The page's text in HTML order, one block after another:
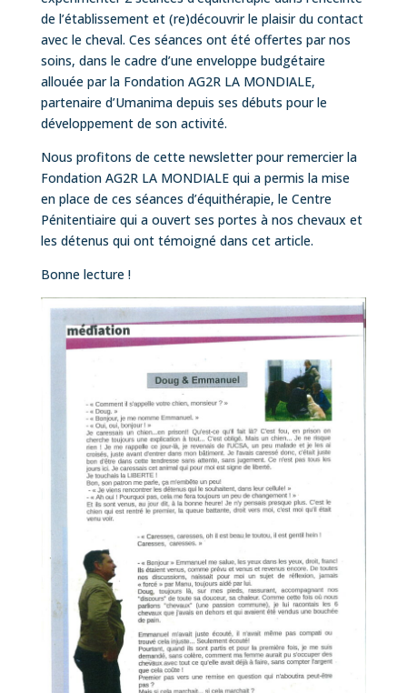
de l’établissement et (re)découvrir le plaisir du contact
avec le cheval. Ces séances ont été offertes par nos
soins, dans le cadre d’une enveloppe budgétaire
allouée par la Fondation AG2R LA MONDIALE,
partenaire d’Umanima depuis ses débuts pour le
développement de son activité.
Nous profitons de cette newsletter pour remercier la
Fondation AG2R LA MONDIALE qui a permis la mise
en place de ces séances d’équithérapie, le Centre
Pénitentiaire qui a ouvert ses portes à nos chevaux et
les détenus qui ont témoigné dans cet article.
Bonne lecture !